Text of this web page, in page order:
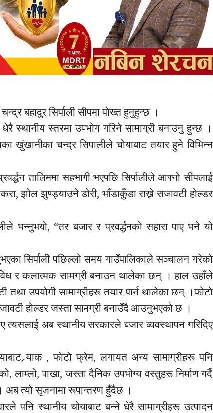
चन्द्र बहादुर सिर्पालीसीपमापोख्त हुनुहुन्छ ।
स्थानीय स्तरमा उपभोग गरिने सामाग्री बनाउनु हुन्छ ।
खुंखानीकाचन्द्रसिपालीले चोयाबाट तयार हुने विभिन्न
तालिममा सहभागी भएपछिसिर्पालीलेआफ्नोसीपलाई
झोलझुण्ड्याउनेडोरी, भाँडाकुँडा राख्ने सजावटी होल्डर
भन्नुभयो, “तर बजार र प्रवर्द्धनको सहारा पाए भने यो
सिर्पाली पछिल्लो समय गाउँपालिकाले सञ्चालन गरेको
र कलात्मक सामग्री बनाउन थालेका छन् । हाल उहाँले
तथा उपयोगी सामाग्रीहरू तयार पार्न थालेका छन् ।फोटो
होल्डर जस्ता सामग्री बनाउँदै आउनुभएको छ ।
त्यसलाई अब स्थानीय सरकारले बजार व्यवस्थापन गरिदिए
र्‍याक , फोटो फ्रेम, लगायत अन्य सामाग्रीहरू पनि
लाम्लो, पाखा, जस्ता दैनिक उपभोग्य वस्तुहरू निर्माण गर्दै
त्यो सृजनामा रूपान्तरण हुँदैछ ।
पनि स्थानीय चोयाबाट बन्ने धेरै सामाग्रीहरू उत्पादन